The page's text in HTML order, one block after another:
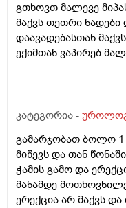
იქაჩება ხოლმე და
ლაგამის არეში
გთხოვთ მალევე
მაქვს თეთრი ნადები
დაავადებასთან
ექიმთან ვაპირებ
კატეგორია -
გამარჯობათ ბოლო 1
მიწევს და თან
ჭამის გამო და
მანამდე
ერექცია არ მაქვს